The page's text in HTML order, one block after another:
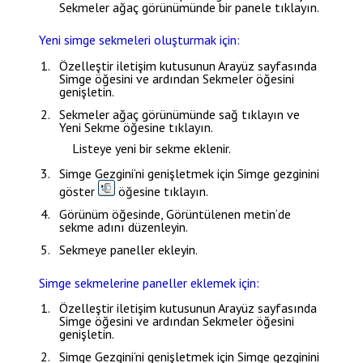
Sekmeler ağaç görünümünde bir panele tıklayın.
Yeni simge sekmeleri oluşturmak için:
Özelleştir iletişim kutusununArayüz sayfasında
Simge öğesini ve ardındanSekmeler öğesini
genişletin.
Sekmeler ağaç görünümünde sağ tıklayın ve
Yeni Sekmeöğesine tıklayın.
Listeye yeni bir sekme eklenir.
Simge Gezgini‘ni genişletmek içinSimge gezginini
göster
öğesine tıklayın.
Görünüm öğesinde,Görüntülenen metin‘de
sekme adını düzenleyin.
Sekmeye paneller ekleyin.
Simge sekmelerine paneller eklemek için:
Özelleştir iletişim kutusununArayüz sayfasında
Simge öğesini ve ardındanSekmeler öğesini
genişletin.
Simge Gezgini‘ni genişletmek içinSimge gezginini